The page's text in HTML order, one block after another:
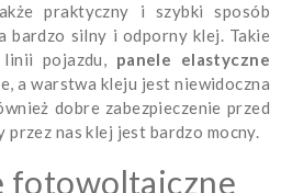
praktyczny i szybki sposób
bardzo silny i odporny klej. Takie
pojazdu, panele elastyczne
a warstwa kleju jest niewidoczna
dobre zabezpieczenie przed
nas klej jest bardzo mocny.
fotowoltaiczne